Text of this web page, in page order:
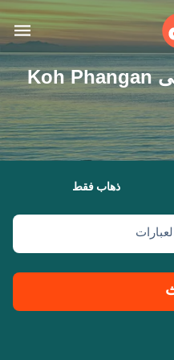
احجز رحلة العبارة الى Koh Phangan
ذهاب فقط